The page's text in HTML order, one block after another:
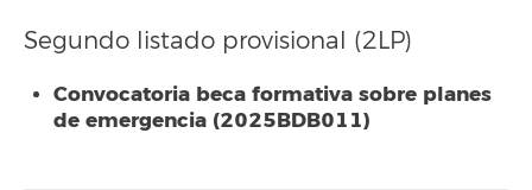
Segundo listado provisional (2LP)
Convocatoria beca formativa sobre planes
de emergencia (2025BDB011)